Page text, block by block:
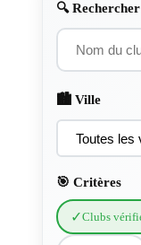
🔍
🏙️ Ville
🎯 Critères
✓Clubs